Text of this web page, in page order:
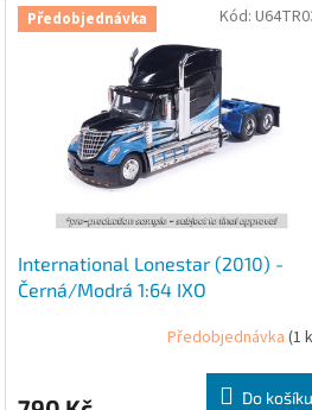
Předobjednávka
International Lonestar (2010) -
Černá/Modrá 1:64 IXO
Předobjednávka (1
Do košíku
Kód: